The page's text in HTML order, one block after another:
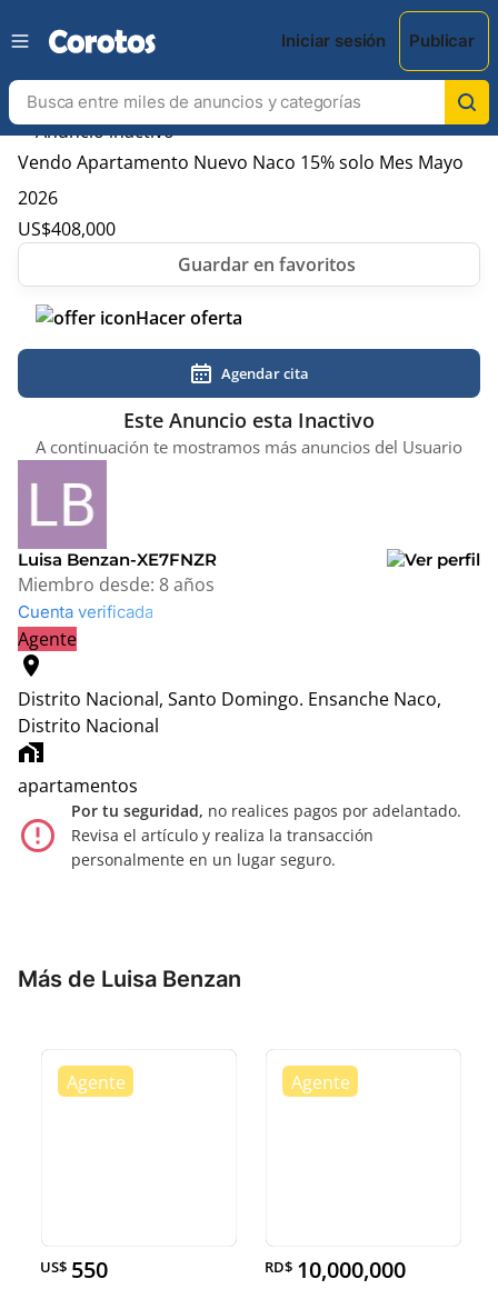
Iniciar sesión Publicar
Vendo Apartamento Nuevo Naco 15% solo Mes Mayo
2026
US$408,000
Hacer oferta
Agendar cita
Este Anuncio esta Inactivo
A continuación te mostramos más anuncios del Usuario
Luisa Benzan-XE7FNZR
Miembro desde: 8 años
Cuenta verificada
Agente
location_on
Distrito Nacional, Santo Domingo. Ensanche Naco,
Distrito Nacional
home_work
apartamentos
error_outline
Por tu seguridad, no realices pagos por adelantado.
Revisa el artículo y realiza la transacción
personalmente en un lugar seguro.
Más de Luisa Benzan
US$ 550 RD$ 10,000,000